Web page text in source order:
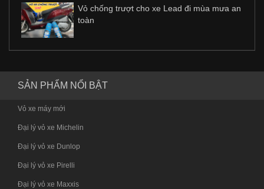
Vỏ chống trượt cho xe Lead đi mùa mưa an
toàn
SẢN PHẨM NỔI BẬT
Vỏ xe máy mới
Đại lý vỏ xe Michelin
Đại lý vỏ xe Dunlop
Đại lý vỏ xe Pirelli
Đại lý vỏ xe Maxxis